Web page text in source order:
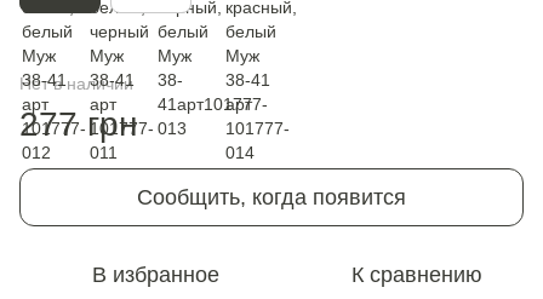
Нет в наличии
277 грн
Сообщить, когда появится
В избранное К сравнению